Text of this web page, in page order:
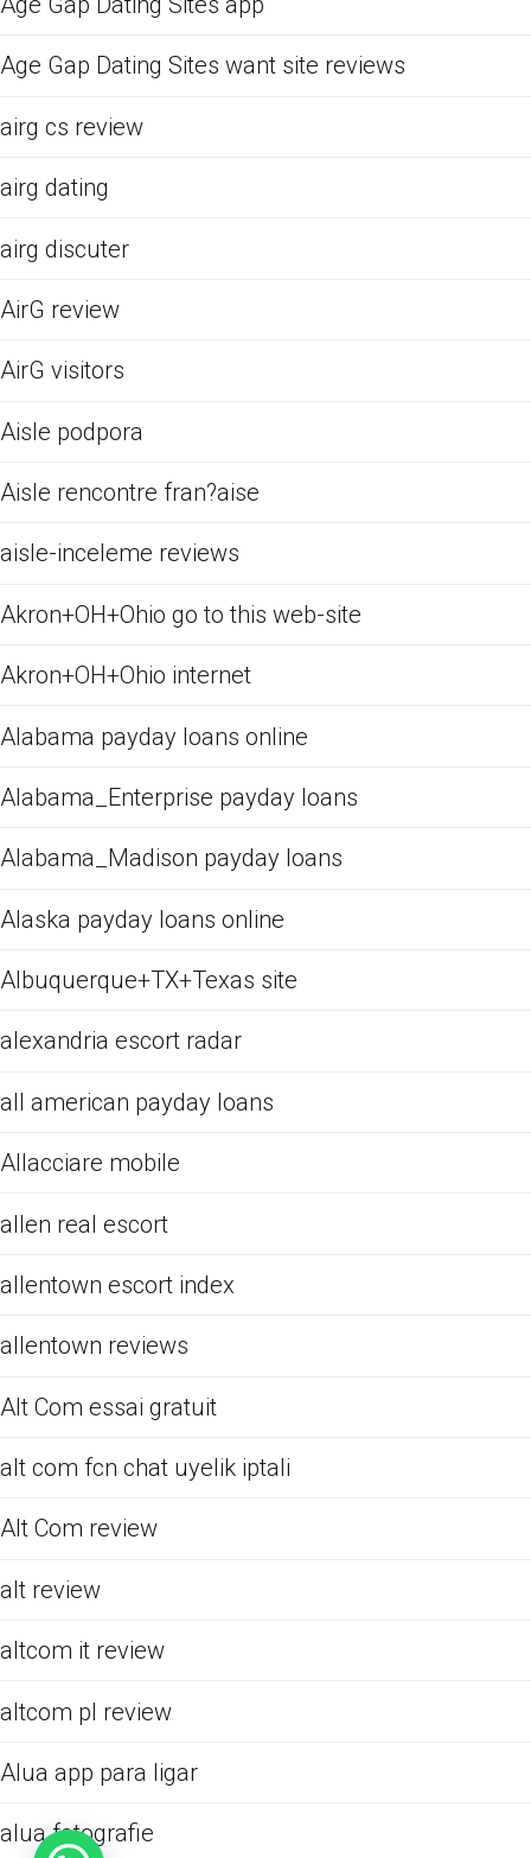
Age Gap Dating Sites want site reviews
airg cs review
airg dating
airg discuter
AirG review
AirG visitors
Aisle podpora
Aisle rencontre fran?aise
aisle-inceleme reviews
Akron+OH+Ohio go to this web-site
Akron+OH+Ohio internet
Alabama payday loans online
Alabama_Enterprise payday loans
Alabama_Madison payday loans
Alaska payday loans online
Albuquerque+TX+Texas site
alexandria escort radar
all american payday loans
Allacciare mobile
allen real escort
allentown escort index
allentown reviews
Alt Com essai gratuit
alt com fcn chat uyelik iptali
Alt Com review
alt review
altcom it review
altcom pl review
Alua app para ligar
alua fotografie